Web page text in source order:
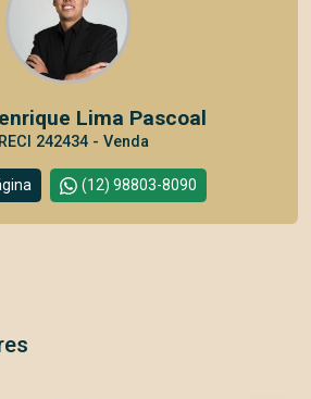
Lima Pascoal
242434 - Venda
(12) 98803-8090